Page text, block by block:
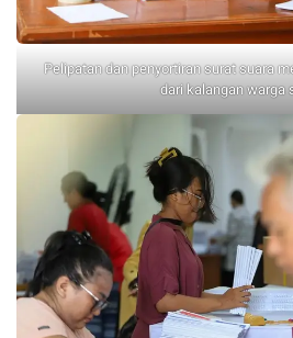
Pelipatan dan penyortiran surat suara
dari kalangan warga